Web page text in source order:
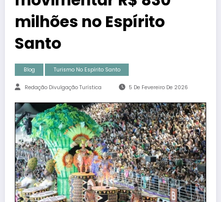
milhões no Espírito
Santo
Blog Turismo No Espírito Santo
Redação Divulgação Turística 5 De Fevereiro De 2026